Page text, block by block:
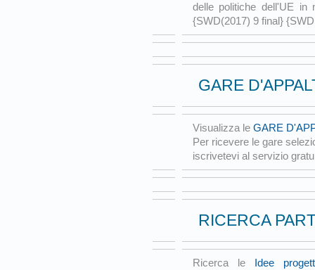
delle politiche dell'UE in
{SWD(2017) 9 final}
GARE
Visualizza le GARE
Per ricevere le gare
iscrivetevi al servizio
RICERCA
Ricerca le
Idee